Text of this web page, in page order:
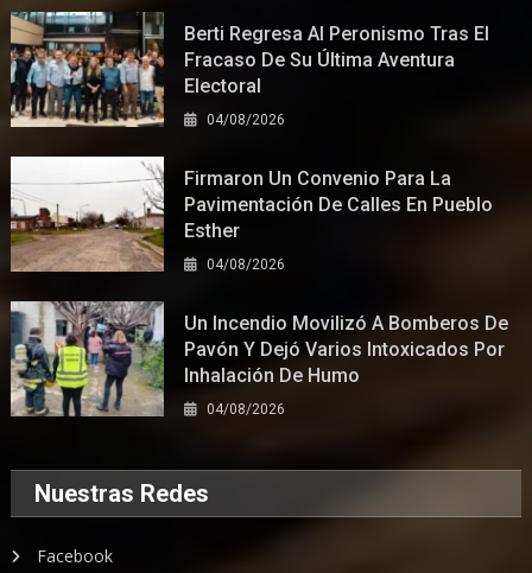
Berti Regresa Al Peronismo Tras El
Fracaso De Su Última Aventura
Electoral
04/08/2026
Firmaron Un Convenio Para La
Pavimentación De Calles En Pueblo
Esther
04/08/2026
Un Incendio Movilizó A Bomberos De
Pavón Y Dejó Varios Intoxicados Por
Inhalación De Humo
04/08/2026
Nuestras Redes
Facebook